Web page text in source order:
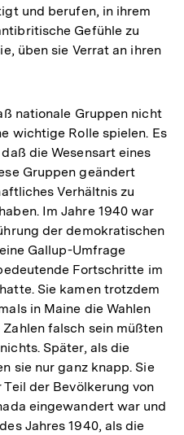
und berufen, in ihrem
Gefühle zu
üben sie Verrat an ihren
nationale Gruppen nicht
wichtige Rolle spielen. Es
die Wesensart eines
Gruppen geändert
Verhältnis zu
Im Jahre 1940 war
der demokratischen
Gallup-Umfrage
Fortschritte im
Sie kamen trotzdem
in Maine die Wahlen
falsch sein müßten
Später, als die
sie nur ganz knapp. Sie
der Bevölkerung von
eingewandert war und
Jahres 1940, als die